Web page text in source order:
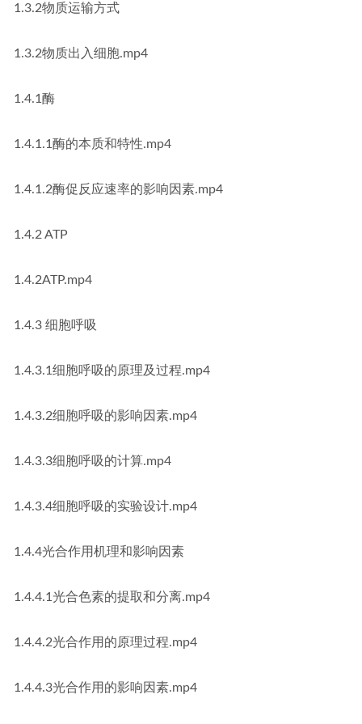
1.3.2物质运输方式
1.3.2物质出入细胞.mp4
1.4.1酶
1.4.1.1酶的本质和特性.mp4
1.4.1.2酶促反应速率的影响因素.mp4
1.4.2 ATP
1.4.2ATP.mp4
1.4.3 细胞呼吸
1.4.3.1细胞呼吸的原理及过程.mp4
1.4.3.2细胞呼吸的影响因素.mp4
1.4.3.3细胞呼吸的计算.mp4
1.4.3.4细胞呼吸的实验设计.mp4
1.4.4光合作用机理和影响因素
1.4.4.1光合色素的提取和分离.mp4
1.4.4.2光合作用的原理过程.mp4
1.4.4.3光合作用的影响因素.mp4